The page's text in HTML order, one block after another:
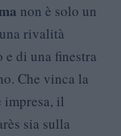
non è solo un
rivalità
e di una finestra
Che vinca la
impresa, il
sia sulla